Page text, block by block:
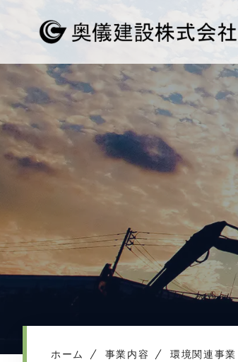
ホーム 事業内容 環境関連事業